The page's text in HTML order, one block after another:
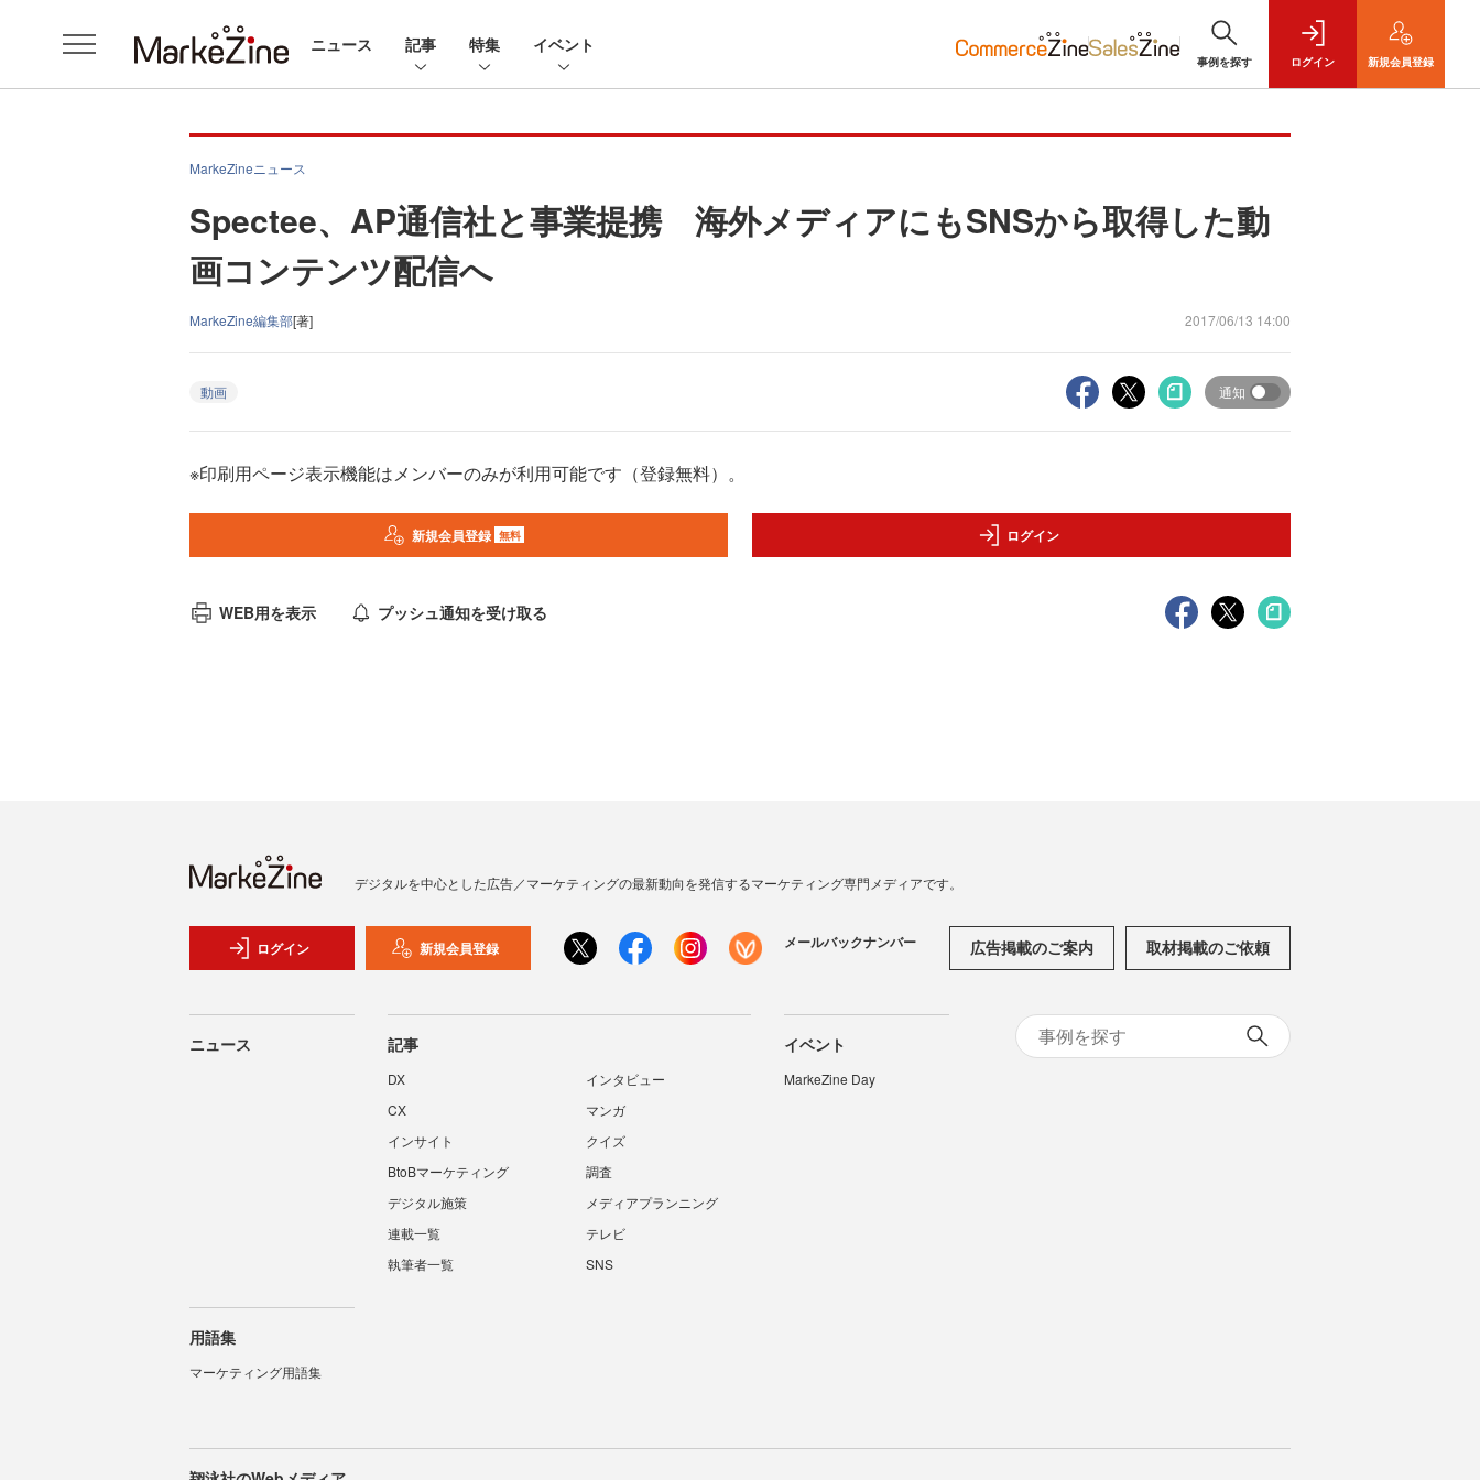
ニュース 記事 特集 イベント
事例を探す ログイン 新規会員登録
MarkeZineニュース
Spectee、AP通信社と事業提携 海外メディアにもSNSから取得した動
画コンテンツ配信へ
MarkeZine編集部[著] 2017/06/13 14:00
動画 通知
※印刷用ページ表示機能はメンバーのみが利用可能です（登録無料）。
新規会員登録 無料 ログイン
WEB用を表示 プッシュ通知を受け取る
デジタルを中心とした広告／マーケティングの最新動向を発信するマーケティング専門メディアです。
ログイン 新規会員登録 メールバックナンバー 広告掲載のご案内 取材掲載のご依頼
ニュース 記事
DX
インタビュー
CX
マンガ
インサイト
クイズ
BtoBマーケティング
調査
デジタル施策
メディアプランニング
連載一覧
テレビ
執筆者一覧
SNS
イベント
MarkeZine Day
用語集
マーケティング用語集